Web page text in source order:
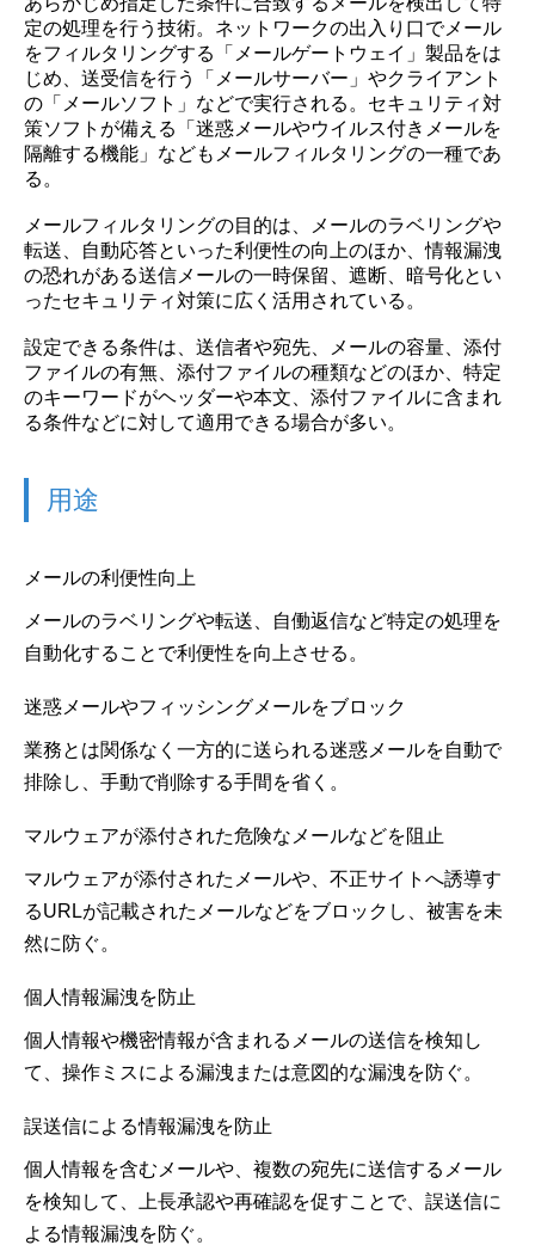
定の処理を行う技術。ネットワークの出入り口でメール
をフィルタリングする「メールゲートウェイ」製品をは
じめ、送受信を行う「メールサーバー」やクライアント
の「メールソフト」などで実行される。セキュリティ対
策ソフトが備える「迷惑メールやウイルス付きメールを
隔離する機能」などもメールフィルタリングの一種であ
る。
メールフィルタリングの目的は、メールのラベリングや
転送、自動応答といった利便性の向上のほか、情報漏洩
の恐れがある送信メールの一時保留、遮断、暗号化とい
ったセキュリティ対策に広く活用されている。
設定できる条件は、送信者や宛先、メールの容量、添付
ファイルの有無、添付ファイルの種類などのほか、特定
のキーワードがヘッダーや本文、添付ファイルに含まれ
る条件などに対して適用できる場合が多い。
用途
メールの利便性向上
メールのラベリングや転送、自働返信など特定の処理を
自動化することで利便性を向上させる。
迷惑メールやフィッシングメールをブロック
業務とは関係なく一方的に送られる迷惑メールを自動で
排除し、手動で削除する手間を省く。
マルウェアが添付された危険なメールなどを阻止
マルウェアが添付されたメールや、不正サイトへ誘導す
るURLが記載されたメールなどをブロックし、被害を未
然に防ぐ。
個人情報漏洩を防止
個人情報や機密情報が含まれるメールの送信を検知し
て、操作ミスによる漏洩または意図的な漏洩を防ぐ。
誤送信による情報漏洩を防止
個人情報を含むメールや、複数の宛先に送信するメール
を検知して、上長承認や再確認を促すことで、誤送信に
よる情報漏洩を防ぐ。